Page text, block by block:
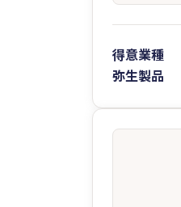
得意業種
弥生製品